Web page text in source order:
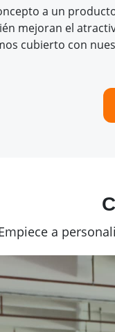
a un
mejoran el
cubierto con
a